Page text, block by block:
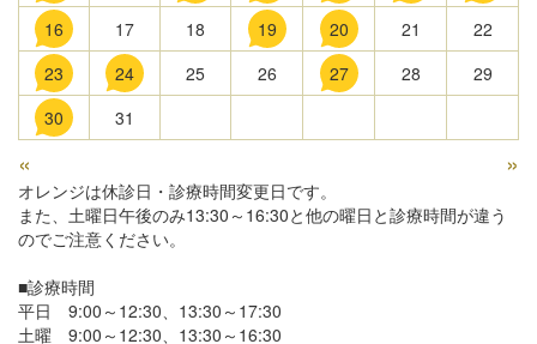
16
17 18 19 20 21
22
23
24 25 26 27 28
29
30
31
« »
オレンジは休診日・診療時間変更日です。
また、土曜日午後のみ13:30～16:30と他の曜日と診療時間が違う
のでご注意ください。
■診療時間
平日 9:00～12:30、13:30～17:30
土曜 9:00～12:30、13:30～16:30